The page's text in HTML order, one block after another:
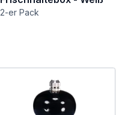
2-er Pack